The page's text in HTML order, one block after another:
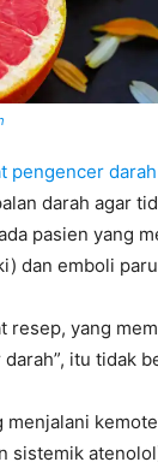
pengencer darah
darah agar
pasien yang
dan emboli paru
resep, yang
itu tidak
menjalani
sistemik